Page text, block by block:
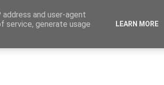
and user-agent
service, generate usage
LEARN MORE